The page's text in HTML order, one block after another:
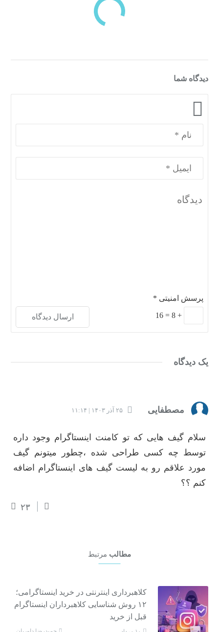
دیدگاه شما
پرسش امنیتی *
+
8
=
16
یک دیدگاه
مصطفایی ۲۵ آذر ۱۴۰۳ | ۱۱:۱۴
سلام گیف هایی که تو کامنت اینستاگرام وجود داره
توسط چه کسی طراحی شده ،چطور میتونم گیف
مورد علاقم رو به لیست گیف های اینستاگرام اضافه
کنم ؟؟
۲۳
مطالب مرتبط
کلاهبرداری اینترنتی در خرید اینستاگرامی؛
۱۲ روش شناسایی کلاهبرداران اینستاگرام
قبل از خرید